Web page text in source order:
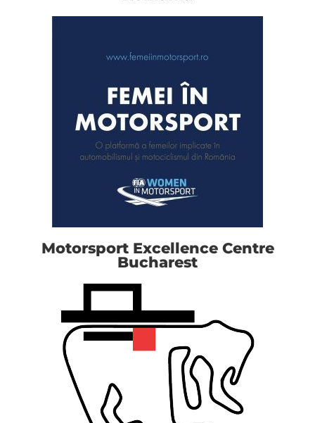
Motorsport Excellence Centre
Bucharest